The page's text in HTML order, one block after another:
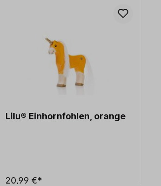
Lilu® Einhornfohlen, orange
20,99 €*